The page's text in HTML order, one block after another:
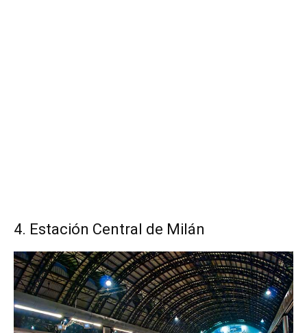
4. Estación Central de Milán